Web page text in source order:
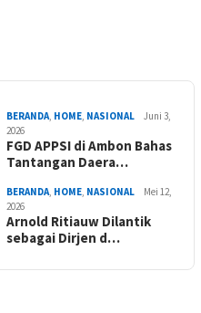
BERANDA, HOME, NASIONAL
Juni 3,
2026
FGD APPSI di Ambon Bahas
Tantangan Daera…
BERANDA, HOME, NASIONAL
Mei 12,
2026
Arnold Ritiauw Dilantik
sebagai Dirjen d…